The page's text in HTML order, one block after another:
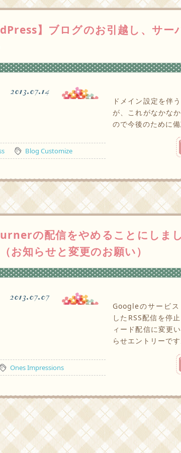
】ブログのお引越し、サー
2013.07.14
ドメイン設定を伴
が、これがなかな
ので今後のために
Blog Customize
の配信をやめることにしま
お知らせと変更のお願い）
2013.07.07
Googleのサービ
したRSS配信を停
ィード配信に変更
らせエントリーです
Ones Impressions